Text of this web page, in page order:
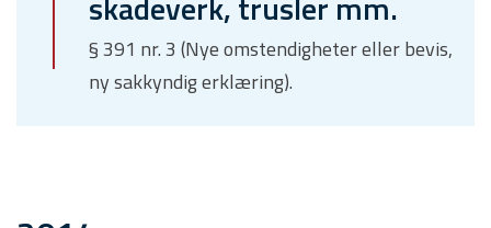
§ 391 nr. 3 (Nye omstendigheter eller bevis,
ny sakkyndig erklæring).